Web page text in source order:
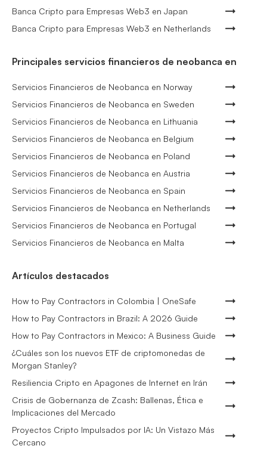
Banca Cripto para Empresas Web3 en Japan
Banca Cripto para Empresas Web3 en Netherlands
Principales servicios financieros de neobanca en
Servicios Financieros de Neobanca en Norway
Servicios Financieros de Neobanca en Sweden
Servicios Financieros de Neobanca en Lithuania
Servicios Financieros de Neobanca en Belgium
Servicios Financieros de Neobanca en Poland
Servicios Financieros de Neobanca en Austria
Servicios Financieros de Neobanca en Spain
Servicios Financieros de Neobanca en Netherlands
Servicios Financieros de Neobanca en Portugal
Servicios Financieros de Neobanca en Malta
Artículos destacados
How to Pay Contractors in Colombia | OneSafe
How to Pay Contractors in Brazil: A 2026 Guide
How to Pay Contractors in Mexico: A Business Guide
¿Cuáles son los nuevos ETF de criptomonedas de
Morgan Stanley?
Resiliencia Cripto en Apagones de Internet en Irán
Crisis de Gobernanza de Zcash: Ballenas, Ética e
Implicaciones del Mercado
Proyectos Cripto Impulsados por IA: Un Vistazo Más
Cercano